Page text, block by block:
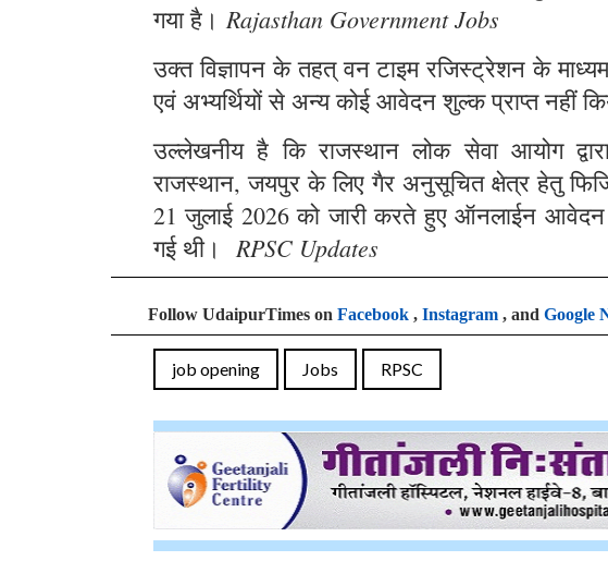
गया है। Rajasthan Government Jobs
उक्त विज्ञापन के तहत् वन टाइम रजिस्ट्रेशन के
एवं अभ्यर्थियों से अन्य कोई आवेदन शुल्क प्राप्त नहीं
उल्लेखनीय है कि राजस्थान लोक सेवा आयोग
राजस्थान, जयपुर के लिए गैर अनुसूचित क्षेत्र हेतु
21 जुलाई 2026 को जारी करते हुए ऑनलाईन आवेदन
गई थी। RPSC Updates
Follow UdaipurTimes on Facebook , Instagram , and Google
job opening Jobs RPSC